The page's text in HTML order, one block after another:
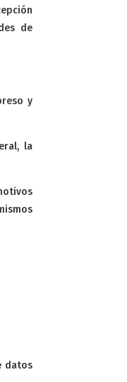
de
y
la
datos